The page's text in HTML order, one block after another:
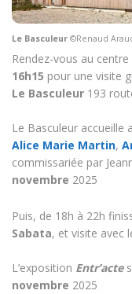
Le Basculeur ©Renaud
Rendez-vous au
16h15 pour une visite
Le Basculeur 193
Le Basculeur accueille
Alice Marie Martin,
commissariée par
novembre 2025
Puis, de 18h à 22h
Sabata, et visite avec
L’exposition Entr’acte
novembre 2025